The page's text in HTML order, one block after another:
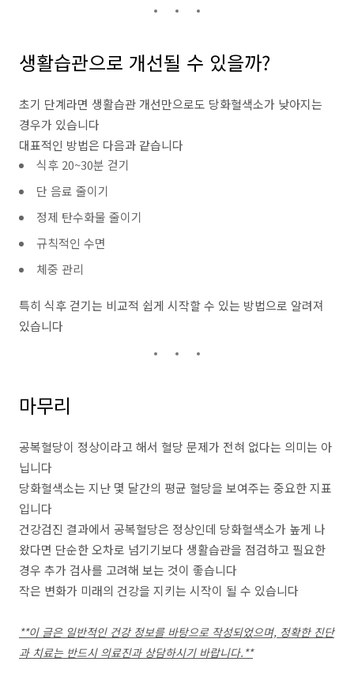
생활습관으로 개선될 수 있을까?
초기 단계라면 생활습관 개선만으로도 당화혈색소가 낮아지는
경우가 있습니다
대표적인 방법은 다음과 같습니다
식후 20~30분 걷기
단 음료 줄이기
정제 탄수화물 줄이기
규칙적인 수면
체중 관리
특히 식후 걷기는 비교적 쉽게 시작할 수 있는 방법으로 알려져
있습니다
마무리
공복혈당이 정상이라고 해서 혈당 문제가 전혀 없다는 의미는 아
닙니다
당화혈색소는 지난 몇 달간의 평균 혈당을 보여주는 중요한 지표
입니다
건강검진 결과에서 공복혈당은 정상인데 당화혈색소가 높게 나
왔다면 단순한 오차로 넘기기보다 생활습관을 점검하고 필요한
경우 추가 검사를 고려해 보는 것이 좋습니다
작은 변화가 미래의 건강을 지키는 시작이 될 수 있습니다
**이 글은 일반적인 건강 정보를 바탕으로 작성되었으며, 정확한 진단
과 치료는 반드시 의료진과 상담하시기 바랍니다.**